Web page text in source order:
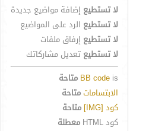
لا تستطيع إضافة مواضيع جديدة
لا تستطيع الرد على المواضيع
لا تستطيع إرفاق ملفات
لا تستطيع تعديل مشاركاتك
BB code is
متاحة
الابتساماتمتاحة
كود [IMG]
متاحة
كود HTML
معطلة